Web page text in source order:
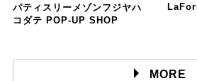
パティスリーメゾンフジヤハ
コダテ POP-UP SHOP
MORE